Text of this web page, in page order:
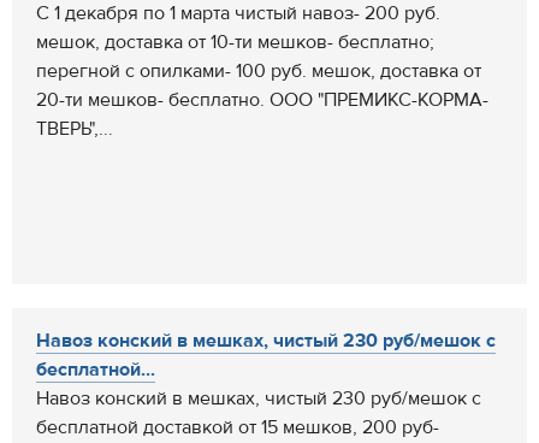
С 1 декабря по 1 марта чистый навоз- 200 руб.
мешок, доставка от 10-ти мешков- бесплатно;
перегной с опилками- 100 руб. мешок, доставка от
20-ти мешков- бесплатно. ООО "ПРЕМИКС-КОРМА-
ТВЕРЬ",...
Навоз конский в мешках, чистый 230 руб/мешок с
бесплатной...
Навоз конский в мешках, чистый 230 руб/мешок с
бесплатной доставкой от 15 мешков, 200 руб-